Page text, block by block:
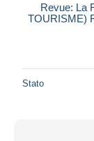
Revue: La
TOURISME)
Stato